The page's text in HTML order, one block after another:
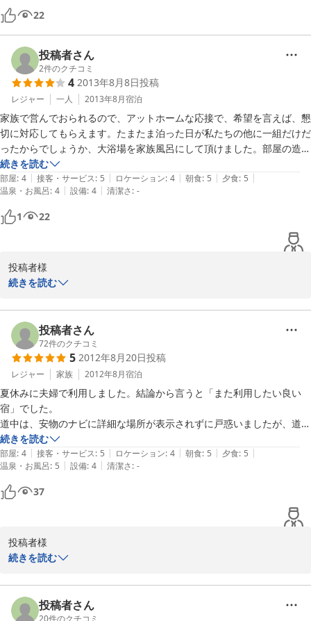
に最高でした。
22
投稿者さん
2件のクチコミ
4 2013年8月8日投稿
レジャー 一人 2013年8月宿泊
家族で営んでおられるので、アットホームな応接で、希望を言えば、懇
切に対応してもらえます。たまたま泊った日が私たちの他に一組だけだ
ったからでしょうか、大浴場を家族風呂にして頂けました。部屋の造り
は簡素ですが、掃除も行き届いて清潔、私たちには十分満足のいくもの
でした。強いていえば、トイレ、洗面が部屋の外にしかないのが若干不
便でしたが、西穂高の麓で泊まる宿としては、それも穂高の山奥に泊ま
りにきたという情緒を感じさせてくれました。夕食は和食にイタリ加味
して一品一品、ご主人が丁寧に作られたもので、大変満足のいくもので
続きを読む
部屋: 4 | 接客・サービス: 5 | ロケーション: 4 | 朝食: 5 | 夕食: 5 |
温泉・お風呂: 4 | 設備: 4 | 清潔さ: -
1 22
投稿者様
この度は、当館をご利用いただき誠にありがとうございました。
しく思います。
ご宿泊のお客様が少ない時は、３つの浴室を全て貸切でご利用いた
だけるようにしております。
当地自慢の温泉をごゆっくりとお楽しみいただけたのなら良かった
です。料理も一品づつ手作りでご提供させていただいております。
大きなホテルや旅館のようにはいきませんが、奥飛騨に来た雰囲気
が充分伝わればと、地酒や地元の食材をふんだんに取り入れるよう
心がけております。
ただ、トイレ・洗面所に関してはご不便な思いをさせてしまい、大
変心苦しく思います。今後、改善できるように検討させていただき
たいと思います。また季節を変えて是非、奥飛騨温泉郷に足をお運
びください。次回お会いできるご縁がございますこと、心より楽し
みにしております。今回は本当にありがとうございました。
続きを読む
投稿者さん
72件のクチコミ
5 2012年8月20日投稿
レジャー 家族 2012年8月宿泊
夏休みに夫婦で利用しました。結論から言うと「また利用したい良い
宿」でした。
道中は、安物のナビに詳細な場所が表示されずに戸惑いましたが、道路
脇の案内板を確認してからスムーズにたどり着くけました。
案内されてた部屋は、眺望が良く、晴れていれば「槍ケ岳」も見えると
の事でした。
また、貸切露天風呂も待たずに入れ、かけ流し温泉を満喫しました。
さらに、食事は和と伊を取り混ぜて、大変満足のいく内容でした。定番
の岩魚の塩焼きや飛騨牛のしゃぶしゃぶ等が、タイミング良く運ばれて
きます。締めの前には「飛騨中華そばのつけ麺」が出てくるなど、質量
共に大満足でした。
妻の頭痛がひどくなったので、薬をお願いした所、すぐに用意していた
大きな宿ではないですが、コストパフォーマンスが非常に高い良い宿で
続きを読む
部屋: 4 | 接客・サービス: 5 | ロケーション: 4 | 朝食: 5 | 夕食: 5 |
温泉・お風呂: 5 | 設備: 4 | 清潔さ: -
37
投稿者様
ご感想もお寄せいただき、ご満足いただけたようで、スタッフ一同
喜んでおります。
続きを読む
投稿者さん
20件のクチコミ